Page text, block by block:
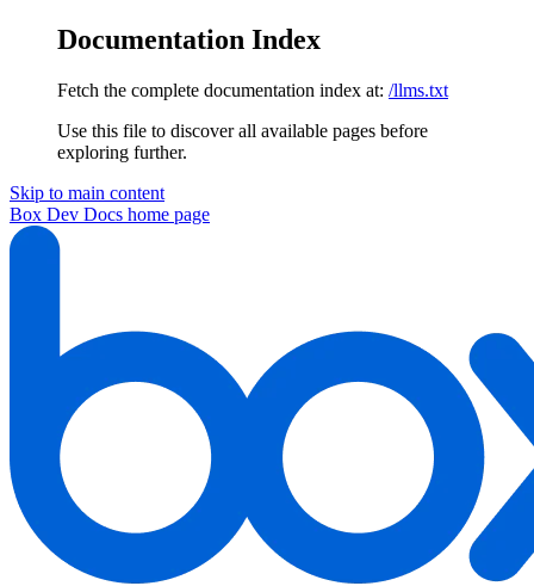
Documentation Index
Fetch the complete documentation index at: /llms.txt
Use this file to discover all available pages before
exploring further.
Skip to main content
Box Dev Docs home page